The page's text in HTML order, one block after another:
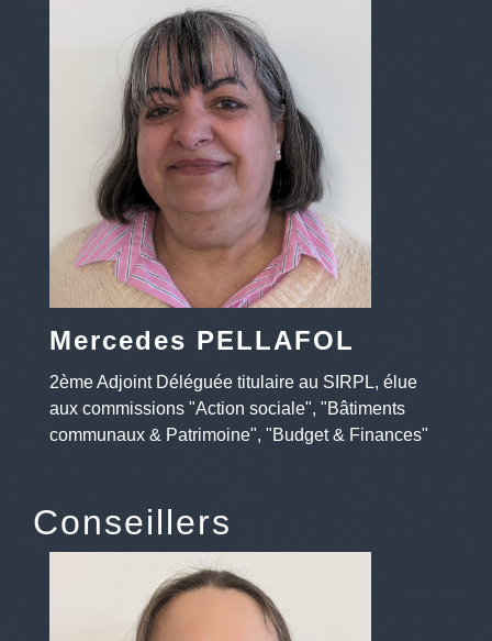
Mercedes PELLAFOL
2ème Adjoint Déléguée titulaire au SIRPL, élue
aux commissions "Action sociale", "Bâtiments
communaux & Patrimoine", "Budget & Finances"
Conseillers